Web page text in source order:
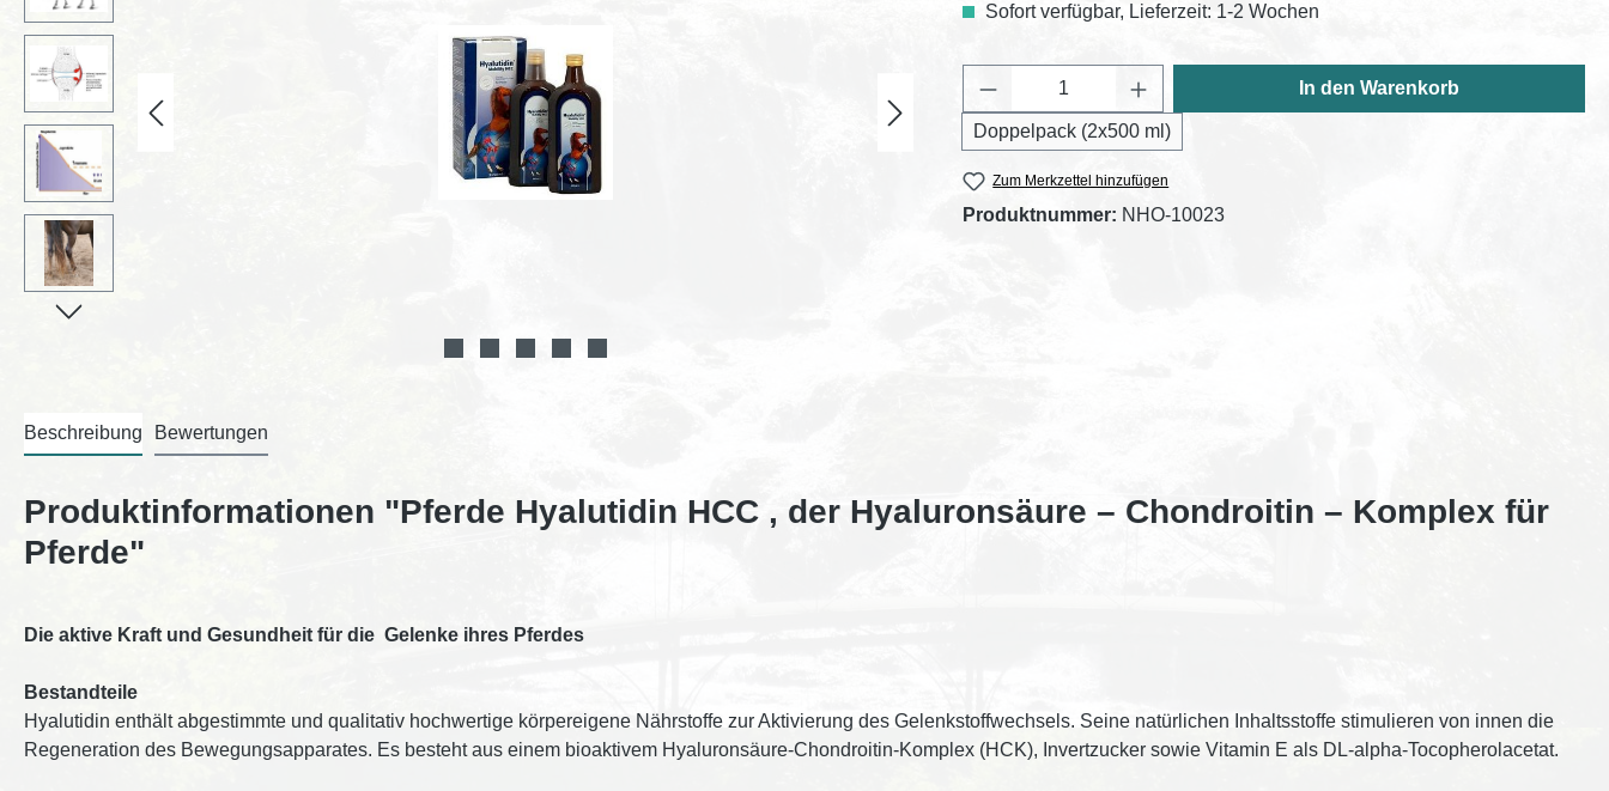
Sofort verfügbar, Lieferzeit: 1-2 Wochen
Produkt Anzahl: Gib den gewünschten Wert ein
Doppelpack (2x500 ml)
In den Warenkorb
Zum Merkzettel hinzufügen
Produktnummer: NHO-10023
Beschreibung Bewertungen
Produktinformationen "Pferde Hyalutidin HCC , der Hyaluronsäure – Chondroitin – Komplex für
Pferde"
Die aktive Kraft und Gesundheit für die Gelenke ihres Pferdes
Bestandteile
Hyalutidin enthält abgestimmte und qualitativ hochwertige körpereigene Nährstoffe zur Aktivierung des Gelenkstoffwechsels. Seine natürlichen Inhaltsstoffe stimulieren von innen die
Regeneration des Bewegungsapparates. Es besteht aus einem bioaktivem Hyaluronsäure-Chondroitin-Komplex (HCK), Invertzucker sowie Vitamin E als DL-alpha-Tocopherolacetat.